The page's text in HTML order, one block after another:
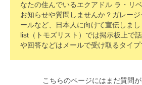
なたの住んでいるエクアドル ラ・リ
お知らせや質問しませんか？ガレー
ールなど、日本人に向けて宣伝しま
list（トモズリスト）では掲示板上で
や回答などはメールで受け取るタイプ
こちらのページにはまだ質問が